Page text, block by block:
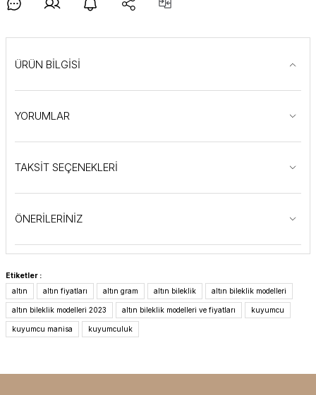
ÜRÜN BİLGİSİ
YORUMLAR
TAKSİT SEÇENEKLERİ
ÖNERİLERİNİZ
Etiketler :
altın
altın fiyatları altın gram altın bileklik altın bileklik modelleri
altın bileklik modelleri 2023 altın bileklik modelleri ve fiyatları kuyumcu
kuyumcu manisa kuyumculuk